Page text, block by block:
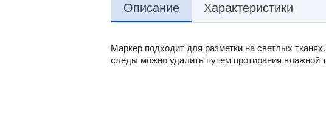
Описание Характеристики
Маркер подходит для разметки на светлых
следы можно удалить путем протирания влажной